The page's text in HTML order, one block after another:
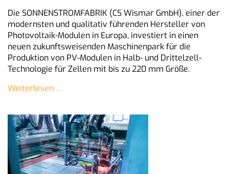
Die SONNENSTROMFABRIK (CS Wismar GmbH), einer der
modernsten und qualitativ führenden Hersteller von
Photovoltaik-Modulen in Europa, investiert in einen
neuen zukunftsweisenden Maschinenpark für die
Produktion von PV-Modulen in Halb- und Drittelzell-
Technologie für Zellen mit bis zu 220 mm Größe.
Weiterlesen …